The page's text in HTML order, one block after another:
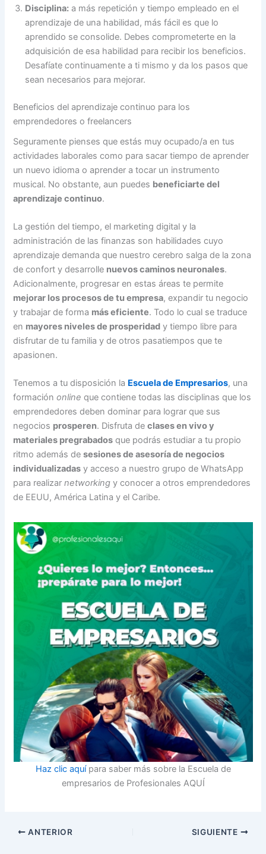
Disciplina: a más repetición y tiempo empleado en el
aprendizaje de una habilidad, más fácil es que lo
aprendido se consolide. Debes comprometerte en la
adquisición de esa habilidad para recibir los beneficios.
Desafíate continuamente a ti mismo y da los pasos que
sean necesarios para mejorar.
Beneficios del aprendizaje continuo para los
emprendedores o freelancers
Seguramente pienses que estás muy ocupado/a en tus
actividades laborales como para sacar tiempo de aprender
un nuevo idioma o aprender a tocar un instrumento
musical. No obstante, aun puedes beneficiarte del
aprendizaje continuo.
La gestión del tiempo, el marketing digital y la
administración de las finanzas son habilidades cuyo
aprendizaje demanda que nuestro cerebro salga de la zona
de confort y desarrolle nuevos caminos neuronales.
Adicionalmente, progresar en estas áreas te permite
mejorar los procesos de tu empresa, expandir tu negocio
y trabajar de forma más eficiente. Todo lo cual se traduce
en mayores niveles de prosperidad y tiempo libre para
disfrutar de tu familia y de otros pasatiempos que te
apasionen.
Tenemos a tu disposición la Escuela de Empresarios, una
formaciónonline que contiene todas las disciplinas que los
emprendedores deben dominar para lograr que sus
negocios prosperen. Disfruta declases en vivo y
materiales pregrabados que podrás estudiar a tu propio
ritmo además desesiones de asesoría de negocios
individualizadas y acceso a nuestro grupo de WhatsApp
para realizarnetworking y conocer a otros emprendedores
de EEUU, América Latina y el Caribe.
Haz clic aquípara saber más sobre la Escuela de
empresarios de Profesionales AQUÍ
ANTERIOR SIGUIENTE